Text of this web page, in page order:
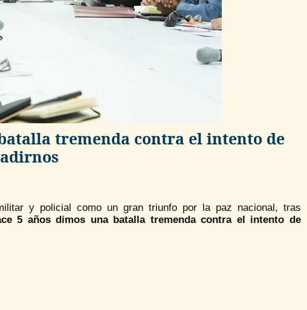
tremenda contra el intento de
y policial como un gran triunfo por la paz nacional, tras
5 años dimos una batalla tremenda contra el intento de